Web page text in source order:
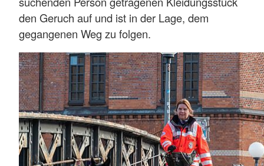
den Geruch auf und ist in der Lage, dem
gegangenen Weg zu folgen.